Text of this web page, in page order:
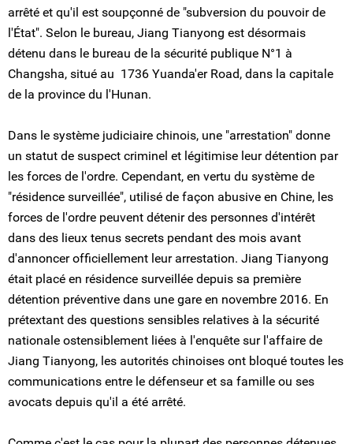
arrêté et qu'il est soupçonné de "subversion du pouvoir de
l'État". Selon le bureau, Jiang Tianyong est désormais
détenu dans le bureau de la sécurité publique N°1 à
Changsha, situé au 1736 Yuanda'er Road, dans la capitale
de la province du l'Hunan.
Dans le système judiciaire chinois, une "arrestation" donne
un statut de suspect criminel et légitimise leur détention par
les forces de l'ordre. Cependant, en vertu du système de
"résidence surveillée", utilisé de façon abusive en Chine, les
forces de l'ordre peuvent détenir des personnes d'intérêt
dans des lieux tenus secrets pendant des mois avant
d'annoncer officiellement leur arrestation. Jiang Tianyong
était placé en résidence surveillée depuis sa première
détention préventive dans une gare en novembre 2016. En
prétextant des questions sensibles relatives à la sécurité
nationale ostensiblement liées à l'enquête sur l'affaire de
Jiang Tianyong, les autorités chinoises ont bloqué toutes les
communications entre le défenseur et sa famille ou ses
avocats depuis qu'il a été arrêté.